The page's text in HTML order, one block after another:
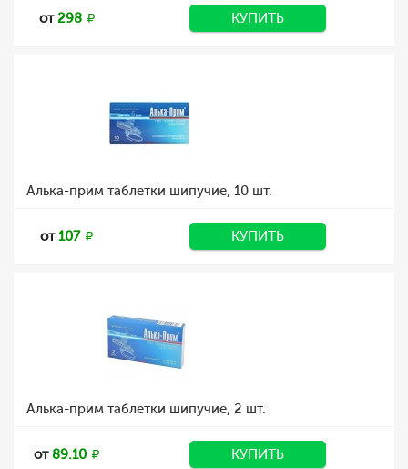
от298 КУПИТЬ
Алька-прим таблетки шипучие, 10 шт.
от107 КУПИТЬ
Алька-прим таблетки шипучие, 2 шт.
от89.10 КУПИТЬ